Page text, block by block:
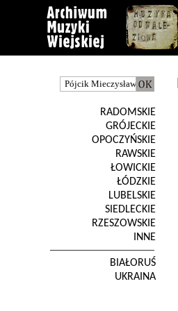
RADOMSKIE
GRÓJECKIE
OPOCZYŃSKIE
RAWSKIE
ŁOWICKIE
ŁÓDZKIE
LUBELSKIE
SIEDLECKIE
RZESZOWSKIE
INNE
BIAŁORUŚ
UKRAINA